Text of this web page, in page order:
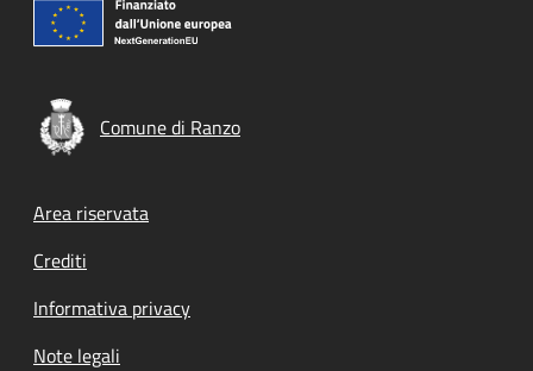
Comune di Ranzo
Footer menu
Area riservata
Crediti
Informativa privacy
Note legali